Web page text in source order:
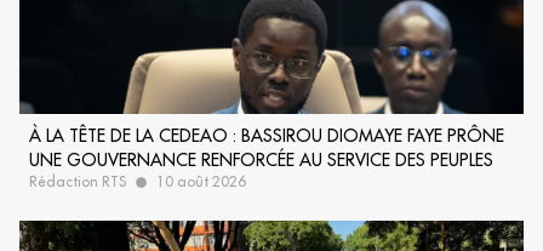
À LA TÊTE DE LA CEDEAO : BASSIROU DIOMAYE FAYE PRÔNE
UNE GOUVERNANCE RENFORCÉE AU SERVICE DES PEUPLES
Rédaction RTS 10 août 2026